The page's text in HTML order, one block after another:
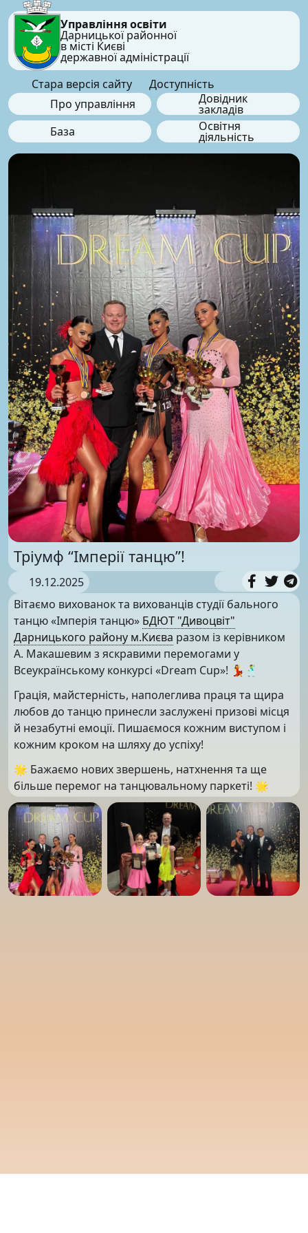
Управління освіти
Дарницької районної
в місті Києві
державної адміністрації
Стара версія сайту
Доступність
Про управління
Довідник
закладів
База
Освітня
діяльність
Тріумф “Імперії танцю”!
19.12.2025
Вітаємо вихованок та вихованців студії бального
танцю «Імперія танцю» БДЮТ "Дивоцвіт"
Дарницького району м.Києва разом із керівником
А. Макашевим з яскравими перемогами у
Всеукраїнському конкурсі «Dream Cup»! 💃🕺
Грація, майстерність, наполеглива праця та щира
любов до танцю принесли заслужені призові місця
й незабутні емоції. Пишаємося кожним виступом і
кожним кроком на шляху до успіху!
🌟 Бажаємо нових звершень, натхнення та ще
більше перемог на танцювальному паркеті! 🌟